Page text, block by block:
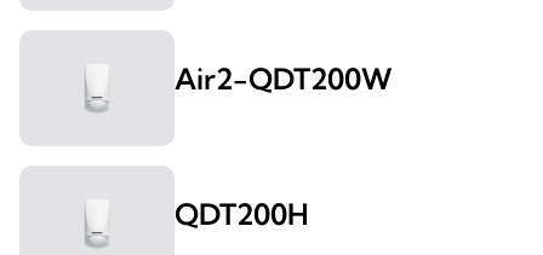
Air2-QDT200W
QDT200H